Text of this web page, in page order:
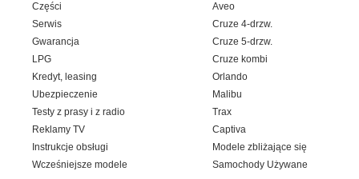
Części
Serwis
Gwarancja
LPG
Kredyt, leasing
Ubezpieczenie
Testy z prasy i z radio
Reklamy TV
Instrukcje obsługi
Wcześniejsze modele
Aveo
Cruze 4-drzw.
Cruze 5-drzw.
Cruze kombi
Orlando
Malibu
Trax
Captiva
Modele zbliżające się
Samochody Używane